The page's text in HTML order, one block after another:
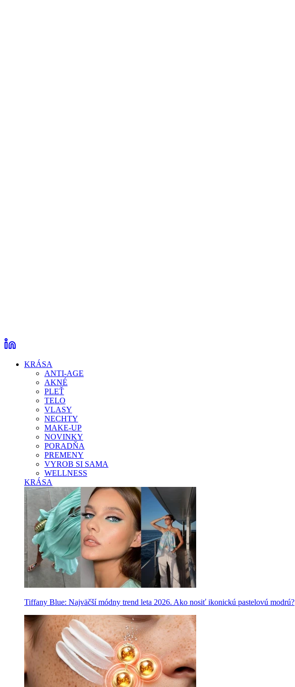
KRÁSA
ANTI-AGE
AKNÉ
PLEŤ
TELO
VLASY
NECHTY
MAKE-UP
NOVINKY
PORADŇA
PREMENY
VYROB SI SAMA
WELLNESS
KRÁSA
Tiffany Blue: Najväčší módny trend leta 2026. Ako nosiť ikonickú pastelovú modrú?